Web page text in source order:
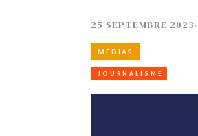
25 SEPTEMBRE 2023-
MÉDIAS
JOURNALISME